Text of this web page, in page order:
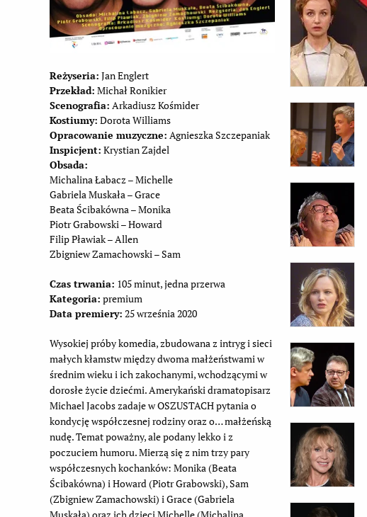
Reżyseria: Jan Englert
Przekład: Michał Ronikier
Scenografia: Arkadiusz Kośmider
Kostiumy: Dorota Williams
Opracowanie muzyczne: Agnieszka Szczepaniak
Inspicjent: Krystian Zajdel
Obsada:
Michalina Łabacz – Michelle
Gabriela Muskała – Grace
Beata Ścibakówna – Monika
Piotr Grabowski – Howard
Filip Pławiak – Allen
Zbigniew Zamachowski – Sam
Czas trwania: 105 minut, jedna przerwa
Kategoria: premium
Data premiery: 25 września 2020
Wysokiej próby komedia, zbudowana z intryg i sieci
małych kłamstw między dwoma małżeństwami w
średnim wieku i ich zakochanymi, wchodzącymi w
dorosłe życie dziećmi. Amerykański dramatopisarz
Michael Jacobs zadaje w OSZUSTACH pytania o
kondycję współczesnej rodziny oraz o… małżeńską
nudę. Temat poważny, ale podany lekko i z
poczuciem humoru. Mierzą się z nim trzy pary
współczesnych kochanków: Monika (Beata
Ścibakówna) i Howard (Piotr Grabowski), Sam
(Zbigniew Zamachowski) i Grace (Gabriela